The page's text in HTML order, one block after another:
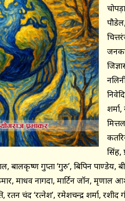
सिंह,
बालकृष्ण गुप्ता ‘गुरु’, बिपिन
माधव नागदा, मार्टिन जॉन, मृणाल
रतन चंद ‘रत्नेश’, रमेशचन्द्र शर्मा, रशीद